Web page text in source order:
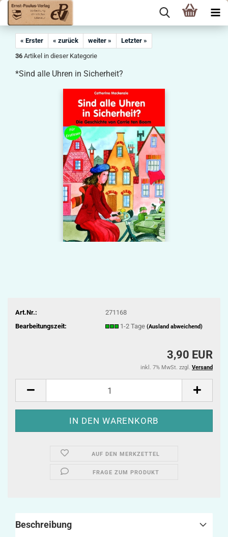
« Erster « zurück weiter »
Letzter »
36 Artikel in dieser Kategorie
*Sind alle Uhren in Sicherheit?
Art.Nr.:
271168
Bearbeitungszeit:
1-2 Tage (Ausland abweichend)
3,90 EUR
inkl. 7% MwSt. zzgl. Versand
AUF DEN MERKZETTEL
FRAGE ZUM PRODUKT
Beschreibung